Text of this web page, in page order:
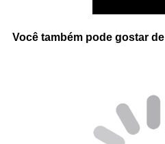
Você também pode gostar de